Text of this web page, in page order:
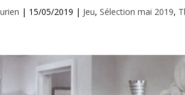
| 15/05/2019 | Jeu,Sélection mai 2019,